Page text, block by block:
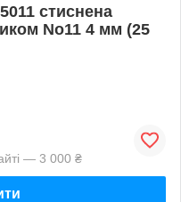
стиснена
No11 4 мм (25
— 3 000 ₴